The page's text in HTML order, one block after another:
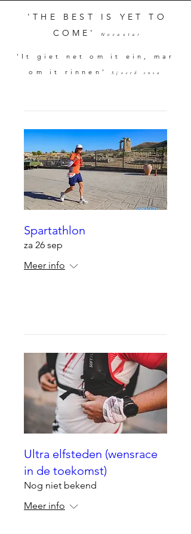
'THE BEST IS YET TO
COME'
Novastar
'It giet net om it ein, mar
om it rinnen'
Sjoerd ensa
Spartathlon
za 26 sep
Meer info
Ultra elfsteden (wensrace
in de toekomst)
Nog niet bekend
Meer info